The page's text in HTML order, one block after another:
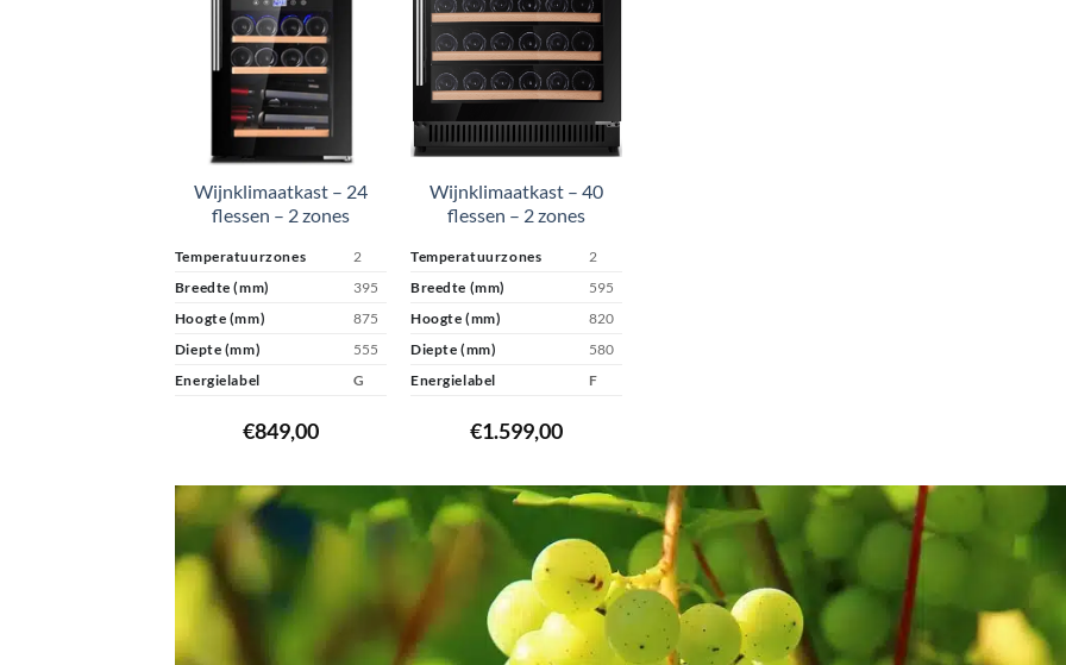
Wijnklimaatkast – 24
flessen – 2 zones
Temperatuurzones
2
Breedte (mm)
395
Hoogte (mm)
875
Diepte (mm)
555
Energielabel
G
€849,00
Wijnklimaatkast – 40
flessen – 2 zones
Temperatuurzones
2
Breedte (mm)
595
Hoogte (mm)
820
Diepte (mm)
580
Energielabel
F
€1.599,00